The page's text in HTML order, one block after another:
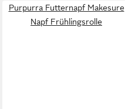
Purpurra Futternapf Makesure
Napf Frühlingsrolle